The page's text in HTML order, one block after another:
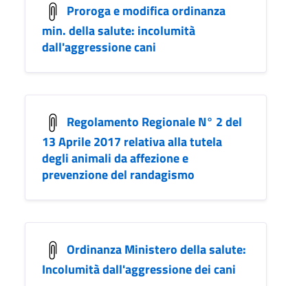
Proroga e modifica ordinanza
min. della salute: incolumità
dall'aggressione cani
Regolamento Regionale N° 2 del
13 Aprile 2017 relativa alla tutela
degli animali da affezione e
prevenzione del randagismo
Ordinanza Ministero della salute:
Incolumità dall'aggressione dei cani